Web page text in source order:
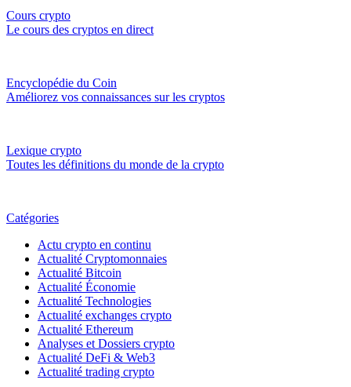
Cours crypto
Le cours des cryptos en direct
Encyclopédie du Coin
Améliorez vos connaissances sur les cryptos
Lexique crypto
Toutes les définitions du monde de la crypto
Catégories
Actu crypto en continu
Actualité Cryptomonnaies
Actualité Bitcoin
Actualité Économie
Actualité Technologies
Actualité exchanges crypto
Actualité Ethereum
Analyses et Dossiers crypto
Actualité DeFi & Web3
Actualité trading crypto